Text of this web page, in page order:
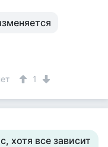
1
хотя все зависит